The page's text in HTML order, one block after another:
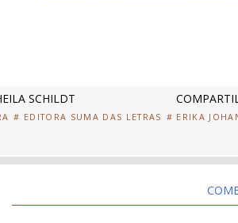
SCHILDT
# EDITORA SUMA DAS LETRAS # ERIKA